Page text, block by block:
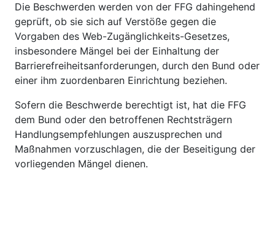
Die Beschwerden werden von der FFG dahingehend
geprüft, ob sie sich auf Verstöße gegen die
Vorgaben des Web-Zugänglichkeits-Gesetzes,
insbesondere Mängel bei der Einhaltung der
Barrierefreiheitsanforderungen, durch den Bund oder
einer ihm zuordenbaren Einrichtung beziehen.
Sofern die Beschwerde berechtigt ist, hat die FFG
dem Bund oder den betroffenen Rechtsträgern
Handlungsempfehlungen auszusprechen und
Maßnahmen vorzuschlagen, die der Beseitigung der
vorliegenden Mängel dienen.